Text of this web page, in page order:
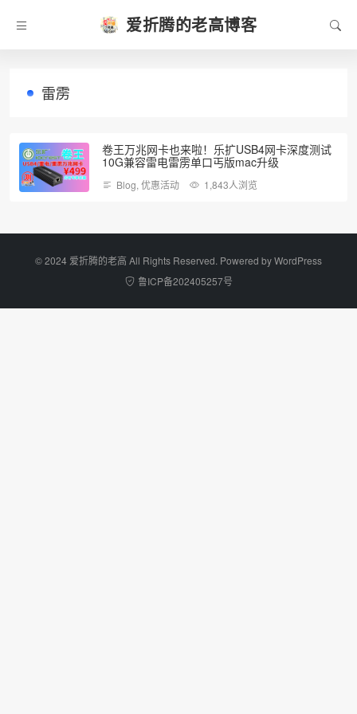
爱折腾的老高博客
雷雳
卷王万兆网卡也来啦！乐扩USB4网卡深度测试
10G兼容雷电雷雳单口丐版mac升级
Blog, 优惠活动 1,843人浏览
©️ 2024 爱折腾的老高 All Rights Reserved. Powered byWordPress
鲁ICP备202405257号